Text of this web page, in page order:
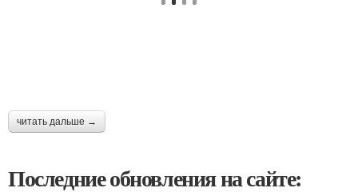
читать дальше →
Последние обновления на сайте: